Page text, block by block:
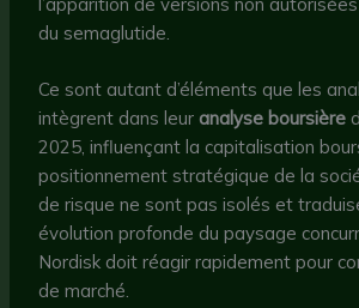
l’apparition de versions non
du semaglutide.
Ce sont autant d’éléments que les
intègrent dans leur analyse boursière
2025, influençant la capitalisation
positionnement stratégique de la
de risque ne sont pas isolés et
évolution profonde du paysage
Nordisk doit réagir rapidement pour
de marché.